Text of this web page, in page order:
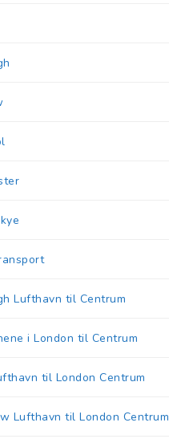
Lufthavn til Centrum
i London til Centrum
til London Centrum
Lufthavn til London Centrum